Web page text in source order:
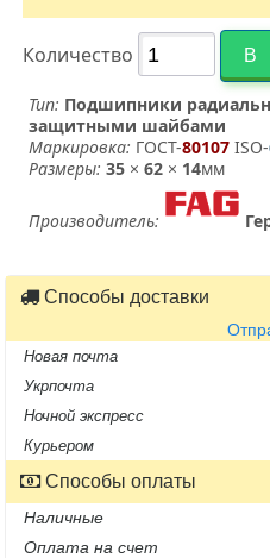
Количество
Тип: Подшипники
защитными шайбами
Маркировка: ГОСТ-80107 ­ ISO-
Размеры: 35 ×62 × 14мм
Производитель:
Способы доставки
Новая почта
Укрпочта
Ночной экспресс
Курьером
Способы оплаты
Наличные
Оплата на счет